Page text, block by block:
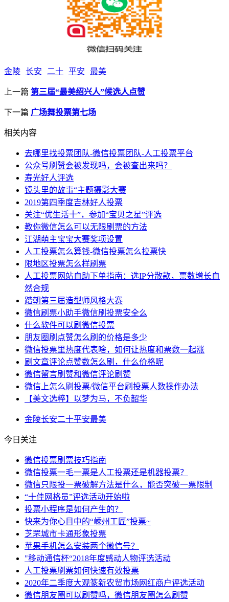
金陵 长安 二十 平安 最美
上一篇 第三届“最美绍兴人”候选人点赞
下一篇 广场舞投票第七场
相关内容
去哪里找投票团队-微信投票团队-人工投票平台
公众号刷赞会被发现吗，会被查出来吗？
寿光好人评选
镜头里的故事“主题摄影大赛
2019第四季度吉林好人投票
关注“优生活十”，参加“宝贝之星”评选
教你微信怎么可以无限刷票的方法
江湖萌主宝宝大赛奖项设置
人工投票怎么算钱-微信投票怎么拉票快
限地区投票怎么样刷票
人工投票网站自助下单指南：选IP分散款，票数增长自
然合规
踏朝第三届造型师风格大赛
微信刷票小助手微信刷投票安全么
什么软件可以刷微信投票
朋友圈刷点赞怎么刷的价格是多少
微信投票里热度代表啥，如何让热度和票数一起涨
刷文章评论点赞数怎么刷，什么价格呢
微信留言刷赞和微信评论刷赞
微信上怎么刷投票/微信平台刷投票人数操作办法
【美文选粹】以梦为马，不负韶华
金陵长安二十平安最美
今日关注
微信投票刷票技巧指南
微信投票一毛一票是人工投票还是机器投票？
微信只限投一票破解方法是什么，能否突破一票限制
“十佳网格员”评选活动开始啦
投票小程序是如何产生的？
快来为你心目中的“嵊州工匠”投票~
芝罘城市卡通形象投票
苹果手机怎么安装两个微信号？
"移动通信杯“2018年度感动人物评选活动
人工投票刷票如何快速有效投票
2020年二季度大观篆新农贸市场网红商户评选活动
微信朋友圈可以刷赞吗，微信朋友圈怎么刷赞